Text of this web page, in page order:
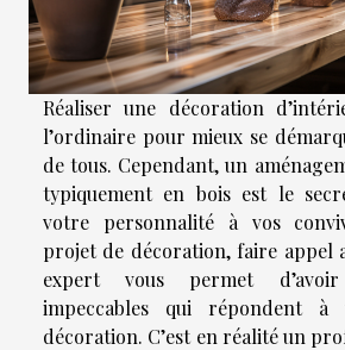
Réaliser une décoration
l’ordinaire pour mieux se
de tous. Cependant, un
typiquement en bois est le
votre personnalité à vos
projet de décoration, faire appel
expert vous permet
impeccables qui répondent
décoration. C’est en réalité un